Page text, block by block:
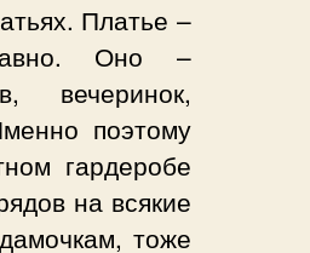
Платье –
Оно –
вечеринок,
поэтому
гардеробе
на всякие
тоже